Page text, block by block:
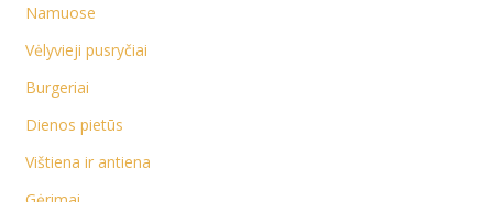
Namuose
Vėlyvieji pusryčiai
Burgeriai
Dienos pietūs
Vištiena ir antiena